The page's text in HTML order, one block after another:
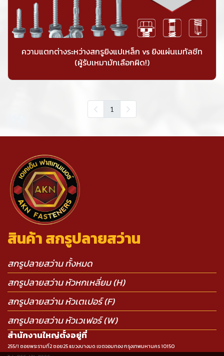
ความแตกต่างระหว่างสกรูยิงแปเหล็ก vs ยิงแผ่นเมทัลชีท
(ผู้รับเหมามักเลือกผิด!)
1
สินค้า สกรูปลายสว่าน
สกรูปลายสว่าน ทั้งหมด
สกรูปลายสว่าน หัวหกเหลี่ยม (H)
สกรูปลายสว่าน หัวเตเปอร์ (F)
สกรูปลายสว่าน หัวเวเฟอร์ (W)
สำนักงานใหญ่ตั้งอยู่ที่
255/1 ซอยพระรามที่2 ซอย25 แขวงบางมด เขตจอมทอง กรุงเทพมหานคร 10150